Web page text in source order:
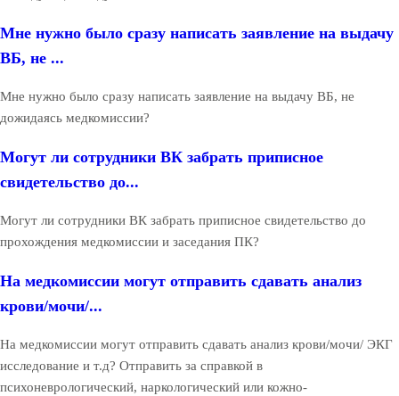
Мне нужно было сразу написать заявление на выдачу
ВБ, не ...
Мне нужно было сразу написать заявление на выдачу ВБ, не
дожидаясь медкомиссии?
Могут ли сотрудники ВК забрать приписное
свидетельство до...
Могут ли сотрудники ВК забрать приписное свидетельство до
прохождения медкомиссии и заседания ПК?
На медкомиссии могут отправить сдавать анализ
крови/мочи/...
На медкомиссии могут отправить сдавать анализ крови/мочи/ ЭКГ
исследование и т.д? Отправить за справкой в
психоневрологический, наркологический или кожно-